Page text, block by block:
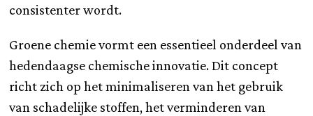
consistenter wordt.
Groene chemie vormt een essentieel onderdeel van
hedendaagse chemische innovatie. Dit concept
richt zich op het minimaliseren van het gebruik
van schadelijke stoffen, het verminderen van